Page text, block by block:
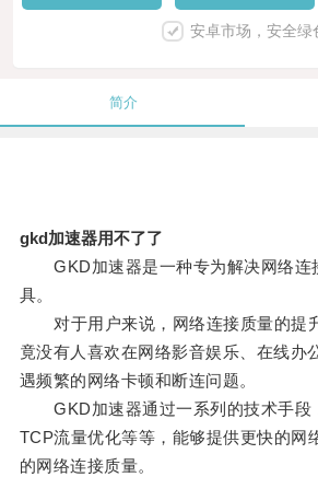
安卓市场，安全绿
简介
gkd加速器用不了了
GKD加速器是一种专为解决网络连
具。
对于用户来说，网络连接质量的提
竟没有人喜欢在网络影音娱乐、在线办
遇频繁的网络卡顿和断连问题。
GKD加速器通过一系列的技术手段
TCP流量优化等等，能够提供更快的网
的网络连接质量。